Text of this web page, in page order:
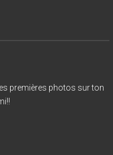
premières photos sur ton